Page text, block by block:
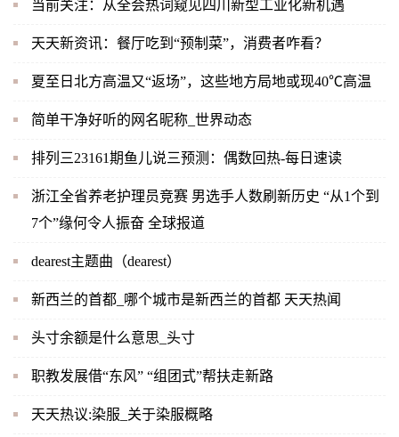
当前关注：从全会热词窥见四川新型工业化新机遇
天天新资讯：餐厅吃到“预制菜”，消费者咋看？
夏至日北方高温又“返场”，这些地方局地或现40℃高温
简单干净好听的网名昵称_世界动态
排列三23161期鱼儿说三预测：偶数回热-每日速读
浙江全省养老护理员竞赛 男选手人数刷新历史 “从1个到
7个”缘何令人振奋 全球报道
dearest主题曲（dearest）
新西兰的首都_哪个城市是新西兰的首都 天天热闻
头寸余额是什么意思_头寸
职教发展借“东风” “组团式”帮扶走新路
天天热议:染服_关于染服概略